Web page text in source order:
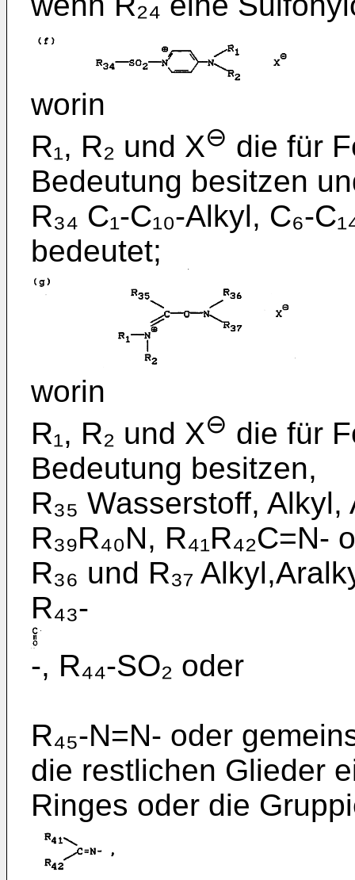
worin
R₁, R₂ und X⊖ die für
Bedeu­tung besitzen
R₃₄ C₁-C₁₀-Alkyl, C₆-
bedeutet;
worin
R₁, R₂ und X⊖ die für
Bedeu­tung besitzen,
R₃₅ Wasserstoff,
R₃₉R₄₀N, R₄₁R₄₂C=N-
R₃₆ und R₃₇
R₄₃-
-, R₄₄-SO₂ oder
R₄₅-N=N- oder
die restlichen Glieder
Ringes oder die